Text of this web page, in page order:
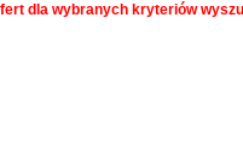
dla wybranych kryteriów